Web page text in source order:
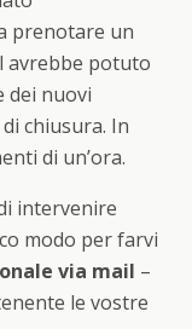
prenotare un
avrebbe potuto
dei nuovi
chiusura. In
di un’ora.
intervenire
modo per farvi
via mail –
le vostre